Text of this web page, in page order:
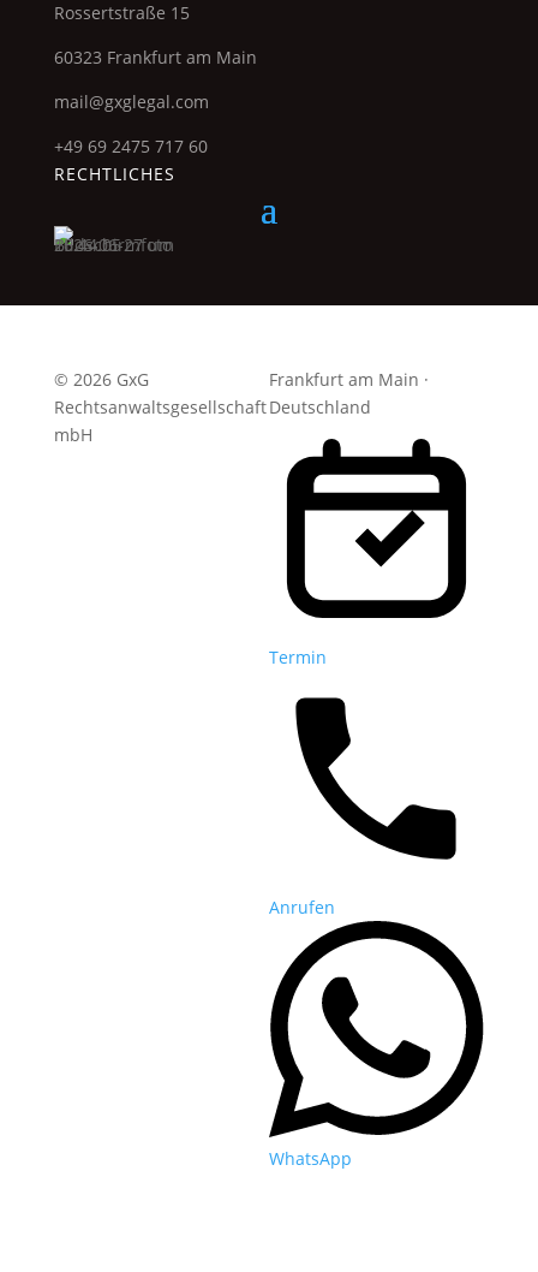
Rossertstraße 15
60323 Frankfurt am Main
mail@gxglegal.com
+49 69 2475 717 60
RECHTLICHES
© 2026 GxG
Rechtsanwaltsgesellschaft
mbH
Frankfurt am Main ·
Deutschland
Termin
Anrufen
WhatsApp